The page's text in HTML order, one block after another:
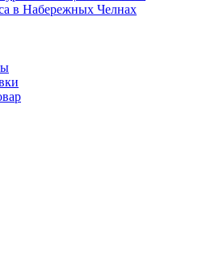
в Набережных Челнах